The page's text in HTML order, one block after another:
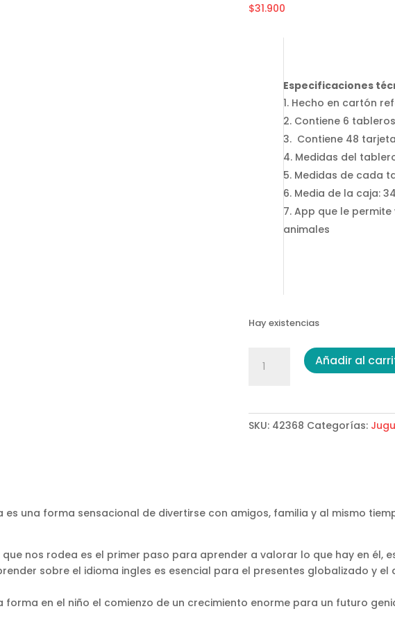
$31.900
Especificaciones
Hecho en cartón
Contiene 6
Contiene 48
Medidas del
Medidas de cada
Media de la caja:
App que le
animales
Hay existencias
Bilingüe
cantidad
Añadir al
SKU: 42368 Categorías:
es una forma sensacional de divertirse con amigos, familia y al mismo
nos rodea es el primer paso para aprender a valorar lo que hay en él,
sobre el idioma ingles es esencial para el presentes globalizado y
forma en el niño el comienzo de un crecimiento enorme para un futuro